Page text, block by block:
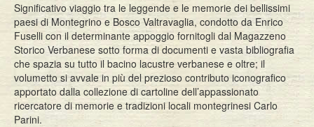
Significativo viaggio tra le leggende e le memorie dei bellissimi
paesi di Montegrino e Bosco Valtravaglia, condotto da Enrico
Fuselli con il determinante appoggio fornitogli dal Magazzeno
Storico Verbanese sotto forma di documenti e vasta bibliografia
che spazia su tutto il bacino lacustre verbanese e oltre; il
volumetto si avvale in più del prezioso contributo iconografico
apportato dalla collezione di cartoline dell’appassionato
ricercatore di memorie e tradizioni locali montegrinesi Carlo
Parini.